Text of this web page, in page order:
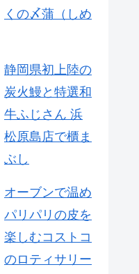
くの〆蒲（しめ
静岡県初上陸の
炭火鰻と特選和
牛ふじさん 浜
松原島店で櫃ま
ぶし
オーブンで温め
パリパリの皮を
楽しむコストコ
のロティサリー